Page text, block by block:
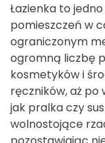
Łazienka to
pomieszczeń w
ograniczonym
ogromną liczbę
kosmetyków i
ręczników, aż
jak pralka czy
wolnostojące